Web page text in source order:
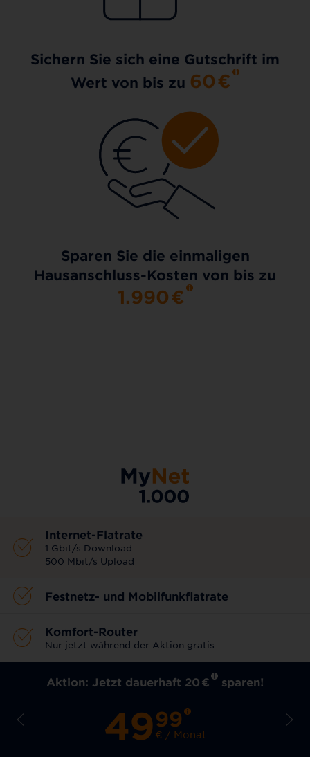
Sichern Sie sich eine Gutschrift im
Wert von bis zu 60€
Sparen Sie die einmaligen
Hausanschluss-Kosten von bis zu
1.990€
Internet-Flatrate
1 Gbit/s Download
500 Mbit/s Upload
Festnetz- und Mobilfunkflatrate
Komfort-Router
Nur jetzt während der Aktion gratis
Aktion: Jetzt dauerhaft 20 € sparen!
4999
€ / Monat